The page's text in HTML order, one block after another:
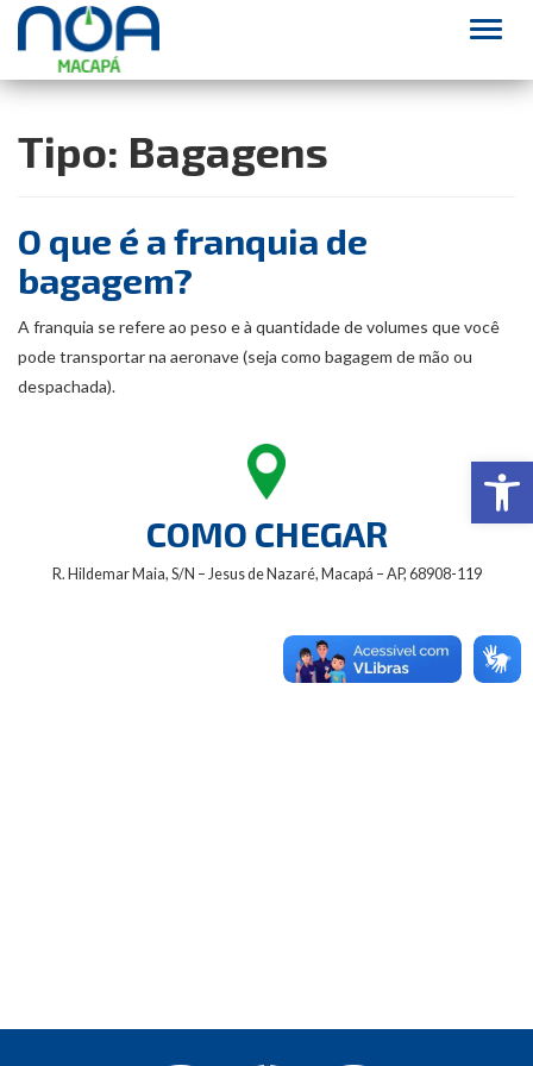
Tipo: Bagagens
O que é a franquia de
bagagem?
A franquia se refere ao peso e à quantidade de volumes que você
pode transportar na aeronave (seja como bagagem de mão ou
despachada).
COMO CHEGAR
R. Hildemar Maia, S/N – Jesus de Nazaré, Macapá – AP, 68908-119